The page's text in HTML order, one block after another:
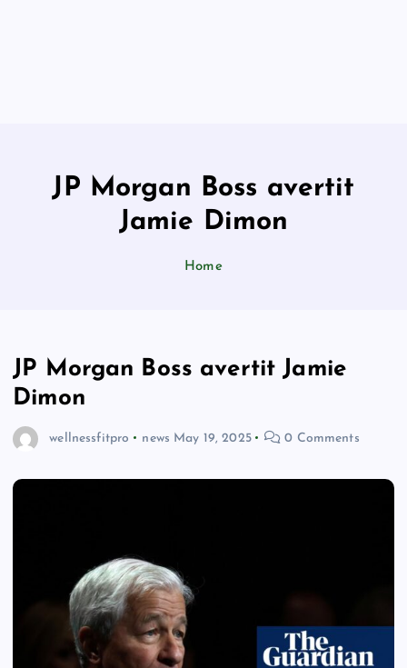
JP Morgan Boss avertit
Jamie Dimon
Home
JP Morgan Boss avertit Jamie
Dimon
wellnessfitpro news May 19, 2025 0 Comments